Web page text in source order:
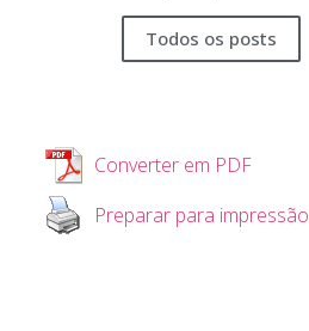
Todos os posts
Converter em PDF
Preparar para impressão